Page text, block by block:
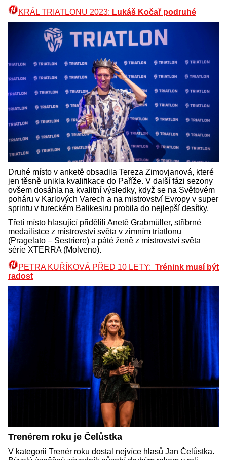
KRÁL TRIATLONU 2023: Lukáš Kočař podruhé
Druhé místo v anketě obsadila Tereza Zimovjanová, které
jen těsně unikla kvalifikace do Paříže. V další fázi sezony
ovšem dosáhla na kvalitní výsledky, když se na Světovém
poháru v Karlových Varech a na mistrovství Evropy v super
sprintu v tureckém Balikesiru probila do nejlepší desítky.
Třetí místo hlasující přidělili Anetě Grabmüller, stříbrné
medailistce z mistrovství světa v zimním triatlonu
(Pragelato – Sestriere) a páté ženě z mistrovství světa
série XTERRA (Molveno).
PETRA KUŘÍKOVÁ PŘED 10 LETY: Trénink musí být
radost
Trenérem roku je Čelůstka
V kategorii Trenér roku dostal nejvíce hlasů Jan Čelůstka.